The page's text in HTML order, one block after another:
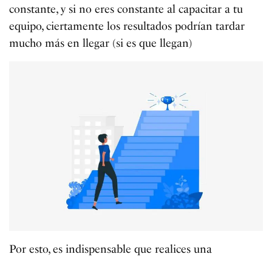
constante, y si no eres constante al capacitar a tu
equipo, ciertamente los resultados podrían tardar
mucho más en llegar (si es que llegan)
Por esto, es indispensable que realices una